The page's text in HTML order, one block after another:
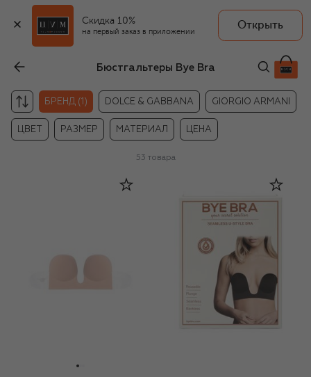
Скидка 10%
на первый заказ в приложении
Открыть
Бюстгальтеры Bye Bra
БРЕНД (1) DOLCE & GABBANA GIORGIO ARMANI
ЦВЕТ РАЗМЕР МАТЕРИАЛ ЦЕНА
53 товара